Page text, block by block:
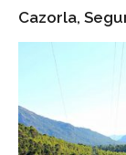
Cazorla,